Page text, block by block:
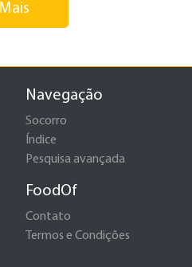
Mais
Navegação
Socorro
Índice
Pesquisa avançada
FoodOf
Contato
Termos e Condições